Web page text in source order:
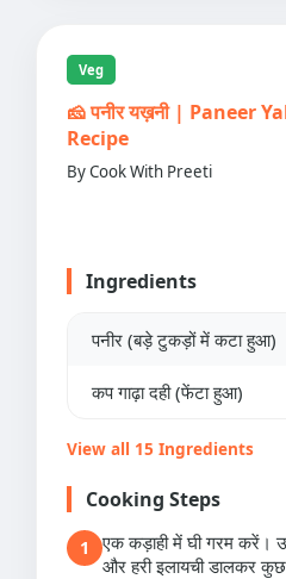
Veg
🧀 पनीर यख़नी | Paneer
Recipe
By Cook With Preeti
Ingredients
पनीर (बड़े टुकड़ों में कटा हुआ)
कप गाढ़ा दही (फेंटा हुआ)
View all 15 Ingredients
Cooking Steps
1
एक कड़ाही में घी गरम करें।
और हरी इलायची डालकर